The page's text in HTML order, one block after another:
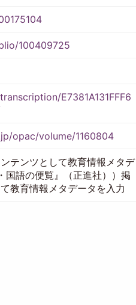
100409725
E7381A131FFF6
opac/volume/1160804
テンツとして教育情報メタデ
国語の便覧』（正進社））掲
教育情報メタデータを入力